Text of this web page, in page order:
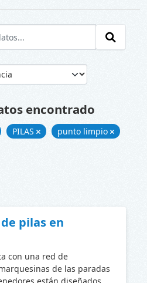
encontrado
PILAS
punto limpio
pilas en
con una red de
de las paradas